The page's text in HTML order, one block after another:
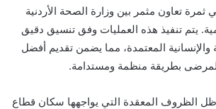
2025، وهي ثمرة تعاون مثمر بين وزارة الصحة الأردنية
يتم تنفيذ هذه العمليات وفق تنسيق دقيق
والإنسانية المعتمدة، مما يضمن تقديم أفضل
بطريقة منظمة ومستدامة.
الظروف المعقدة التي يواجهها سكان قطاع